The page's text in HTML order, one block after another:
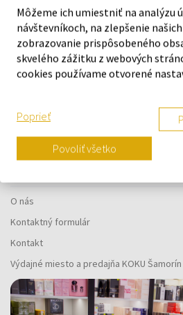
Náš výber na
vás
O nás
Kontaktný formulár
Kontakt
Výdajné miesto a predajňa KOKU Šamorín
Môžeme ich umiestniť na analýzu
návštevníkoch, na zlepšenie
zobrazovanie prispôsobeného
skvelého zážitku z webových
cookies používame otvorené
Poprieť
Povoliť všetko